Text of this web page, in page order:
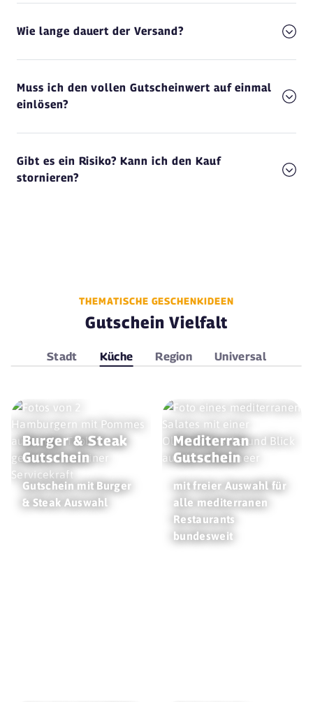
Wie lange dauert der Versand?
Muss ich den vollen Gutscheinwert auf einmal
einlösen?
Gibt es ein Risiko? Kann ich den Kauf
stornieren?
THEMATISCHE GESCHENKIDEEN
Gutschein Vielfalt
Stadt Küche Region Universal
Burger & Steak
Gutschein
Gutschein mit Burger
& Steak Auswahl
Mediterran
Gutschein
mit freier Auswahl für
alle mediterranen
Restaurants
bundesweit